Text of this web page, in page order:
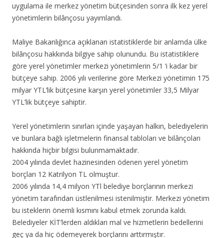
uygulama ile merkez yönetim bütçesinden sonra ilk kez yerel
yönetimlerin bilânçosu yayımlandı.
Maliye Bakanlığınca açıklanan istatistiklerde bir anlamda ülke
bilânçosu hakkında bilgiye sahip olunundu. Bu istatistiklere
göre yerel yönetimler merkezi yönetimlerin 5/1 ‘i kadar bir
bütçeye sahip. 2006 yılı verilerine göre Merkezi yönetimin 175
milyar YTL’lik bütçesine karşın yerel yönetimler 33,5 Milyar
YTL’lik bütçeye sahiptir.
Yerel yönetimlerin sınırları içinde yaşayan halkın, belediyelerin
ve bunlara bağlı işletmelerin finansal tabloları ve bilânçoları
hakkında hiçbir bilgisi bulunmamaktadır.
2004 yılında devlet hazinesinden ödenen yerel yönetim
borçları 12 Katrilyon TL olmuştur.
2006 yılında 14,4 milyon YTl belediye borçlarının merkezi
yönetim tarafından üstlenilmesi istenilmiştir. Merkezi yönetim
bu isteklerin önemli kısmını kabul etmek zorunda kaldı.
Belediyeler KİT’lerden aldıkları mal ve hizmetlerin bedellerini
geç ya da hiç ödemeyerek borçlarını arttırmıştır.